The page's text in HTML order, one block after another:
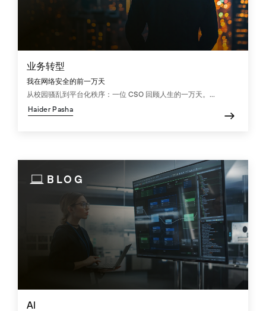
业务转型
我在网络安全的前一万天
从校园骚乱到平台化秩序：一位 CSO 回顾人生的一万天。...
Haider Pasha
BLOG
AI